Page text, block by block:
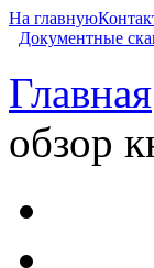
На главную
Документные
Главная
обзор